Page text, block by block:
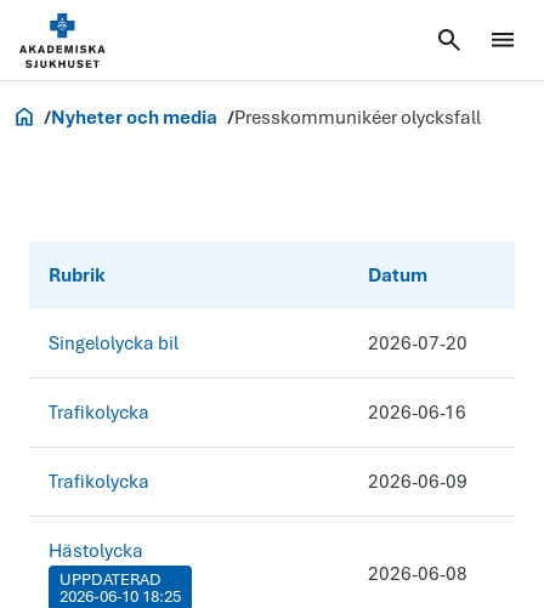
Om oss
Nyheter och media Presskommunikéer olycksfall
Rubrik Datum
Singelolycka bil 2026-07-20
Trafikolycka 2026-06-16
Trafikolycka 2026-06-09
Hästolycka
UPPDATERAD
2026-06-10 18:25
2026-06-08